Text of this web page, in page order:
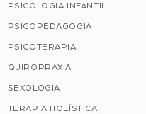
PSICOLOGIA INFANTIL
PSICOPEDAGOGIA
PSICOTERAPIA
QUIROPRAXIA
SEXOLOGIA
TERAPIA HOLÍSTICA